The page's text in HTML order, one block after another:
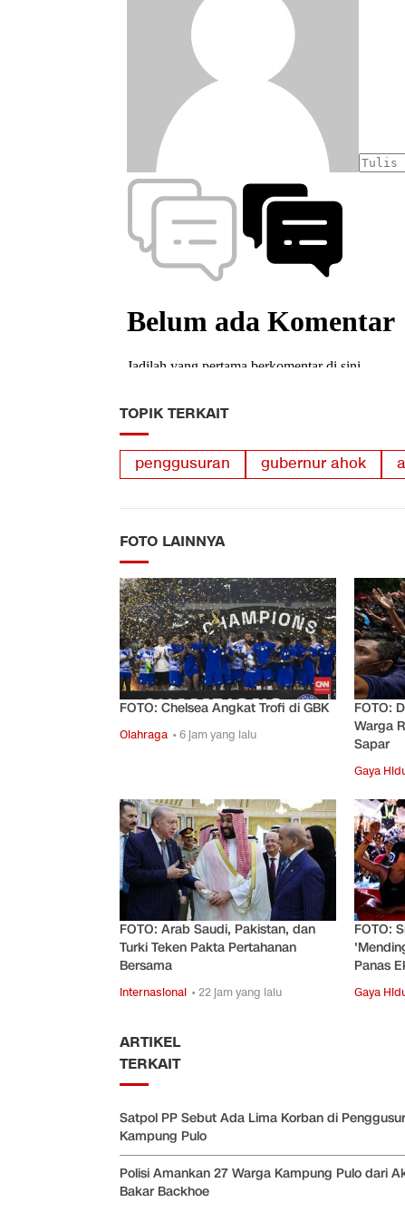
TOPIK TERKAIT
penggusuran gubernur ahok
FOTO LAINNYA
FOTO: Chelsea Angkat Trofi di GBK
Olahraga • 6 jam yang lalu
FOTO:
Warga
Sapar
Gaya
FOTO: Arab Saudi, Pakistan, dan
Turki Teken Pakta Pertahanan
Bersama
Internasional • 22 jam yang lalu
FOTO:
Panas
Gaya
ARTIKEL
TERKAIT
Satpol PP Sebut Ada Lima Korban di
Kampung Pulo
Polisi Amankan 27 Warga Kampung Pulo dari
Bakar Backhoe